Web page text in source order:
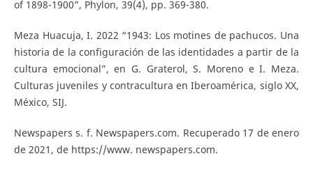
of 1898-1900”, Phylon, 39(4), pp. 369-380.
Meza Huacuja, I. 2022 “1943: Los motines de pachucos. Una
historia de la configuración de las identidades a partir de la
cultura emocional”, en G. Graterol, S. Moreno e I. Meza.
Culturas juveniles y contracultura en Iberoamérica, siglo XX,
México, SIJ.
Newspapers s. f. Newspapers.com. Recuperado 17 de enero
de 2021, de https://www. newspapers.com.